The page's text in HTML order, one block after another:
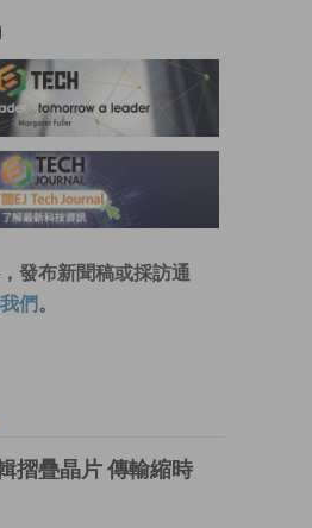
發布新聞稿或採訪通
們 。
摺疊晶片 傳輸縮時